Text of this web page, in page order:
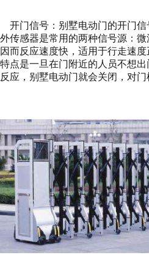
开门信号：别墅电动门的开门
外传感器是常用的两种信号源：微
因而反应速度快，适用于行走速
特点是一旦在门附近的人员不想
反应，别墅电动门就会关闭，对门